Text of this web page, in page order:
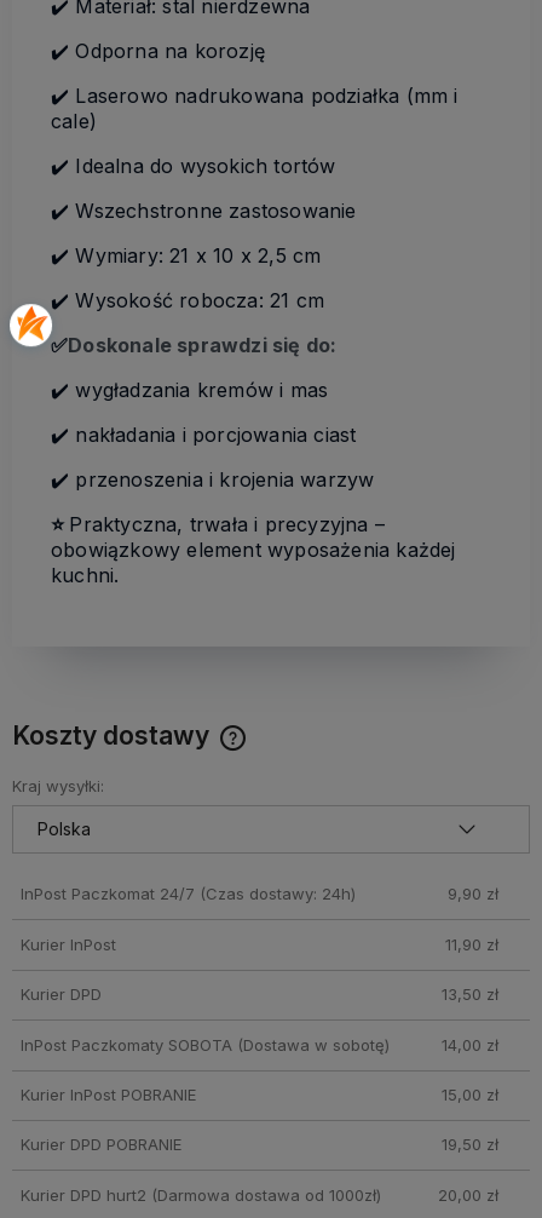
✔️ Materiał: stal nierdzewna
✔️ Odporna na korozję
✔️ Laserowo nadrukowana podziałka (mm i
cale)
✔️ Idealna do wysokich tortów
✔️ Wszechstronne zastosowanie
✔️ Wymiary: 21 x 10 x 2,5 cm
✔️ Wysokość robocza: 21 cm
✅Doskonale sprawdzi się do:
✔️ wygładzania kremów i mas
✔️ nakładania i porcjowania ciast
✔️ przenoszenia i krojenia warzyw
⭐ Praktyczna, trwała i precyzyjna –
obowiązkowy element wyposażenia każdej
kuchni.
Koszty dostawy
Kraj wysyłki:
InPost Paczkomat 24/7 (Czas dostawy: 24h) 9,90 zł
Kurier InPost 11,90 zł
Kurier DPD 13,50 zł
InPost Paczkomaty SOBOTA (Dostawa w sobotę) 14,00 zł
Kurier InPost POBRANIE 15,00 zł
Kurier DPD POBRANIE 19,50 zł
Kurier DPD hurt2 (Darmowa dostawa od 1000zł) 20,00 zł